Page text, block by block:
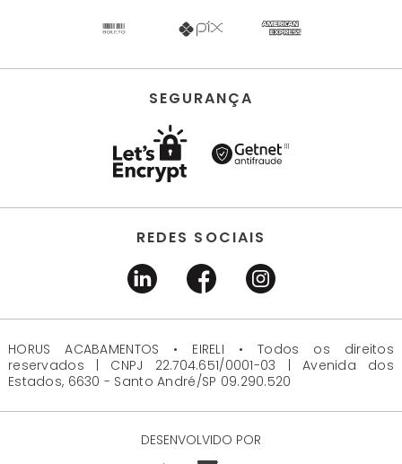
SEGURANÇA
REDES SOCIAIS
HORUS ACABAMENTOS • EIRELI • Todos os direitos
reservados | CNPJ 22.704.651/0001-03 | Avenida dos
Estados, 6630 - Santo André/SP 09.290.520
DESENVOLVIDO POR